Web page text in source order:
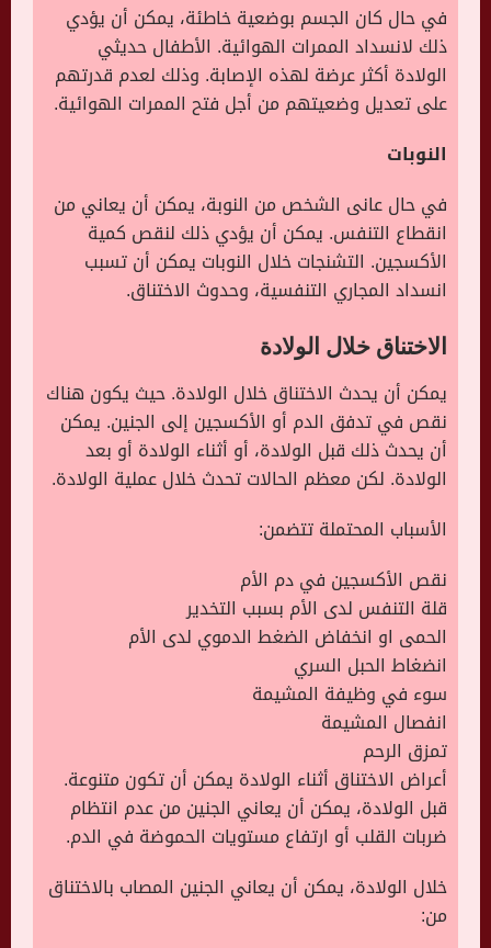
في حال كان الجسم بوضعية خاطئة، يمكن أن يؤدي
ذلك لانسداد الممرات الهوائية. الأطفال حديثي
الولادة أكثر عرضة لهذه الإصابة. وذلك لعدم قدرتهم
على تعديل وضعيتهم من أجل فتح الممرات الهوائية.
النوبات
في حال عانى الشخص من النوبة، يمكن أن يعاني من
انقطاع التنفس. يمكن أن يؤدي ذلك لنقص كمية
الأكسجين. التشنجات خلال النوبات يمكن أن تسبب
انسداد المجاري التنفسية، وحدوث الاختناق.
الاختناق خلال الولادة
يمكن أن يحدث الاختناق خلال الولادة. حيث يكون هناك
نقص في تدفق الدم أو الأكسجين إلى الجنين. يمكن
أن يحدث ذلك قبل الولادة، أو أثناء الولادة أو بعد
الولادة. لكن معظم الحالات تحدث خلال عملية الولادة.
الأسباب المحتملة تتضمن:
نقص الأكسجين في دم الأم
قلة التنفس لدى الأم بسبب التخدير
الحمى او انخفاض الضغط الدموي لدى الأم
انضغاط الحبل السري
سوء في وظيفة المشيمة
انفصال المشيمة
تمزق الرحم
أعراض الاختناق أثناء الولادة يمكن أن تكون متنوعة.
قبل الولادة، يمكن أن يعاني الجنين من عدم انتظام
ضربات القلب أو ارتفاع مستويات الحموضة في الدم.
خلال الولادة، يمكن أن يعاني الجنين المصاب بالاختناق
من: